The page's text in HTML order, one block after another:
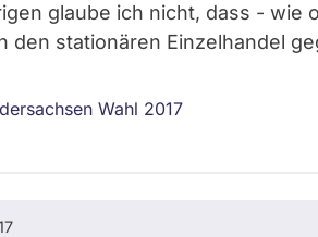
glaube ich nicht, dass - wie
den stationären Einzelhandel
Wahl 2017